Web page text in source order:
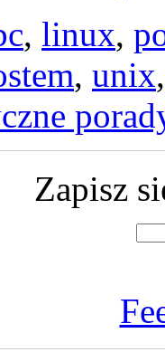
, linux,
, unix
Zapisz